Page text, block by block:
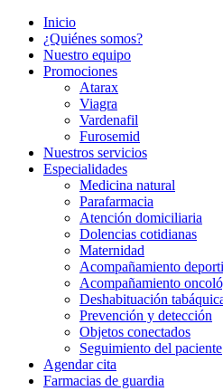
Inicio
¿Quiénes somos?
Nuestro equipo
Promociones
Atarax
Viagra
Vardenafil
Furosemid
Nuestros servicios
Especialidades
Medicina natural
Parafarmacia
Atención domiciliaria
Dolencias cotidianas
Maternidad
Acompañamiento
Acompañamiento
Deshabituación
Prevención y detección
Objetos conectados
Seguimiento del paciente
Agendar cita
Farmacias de guardia